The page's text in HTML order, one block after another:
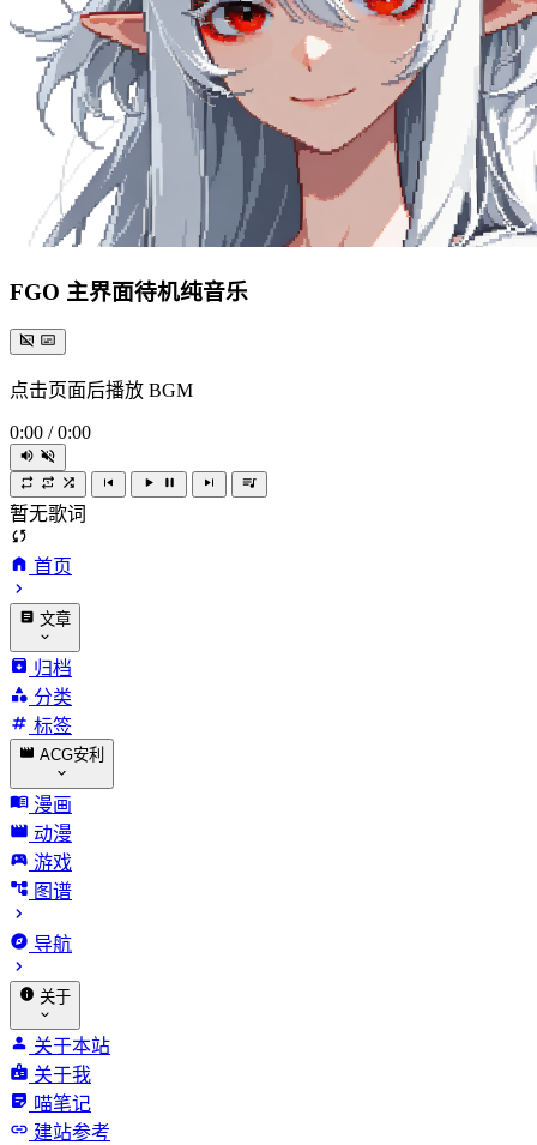
FGO 主界面待机纯音乐
点击页面后播放 BGM
0:00 / 0:00
暂无歌词
首页
文章
归档
分类
标签
ACG安利
漫画
动漫
游戏
图谱
导航
关于
关于本站
关于我
喵笔记
建站参考